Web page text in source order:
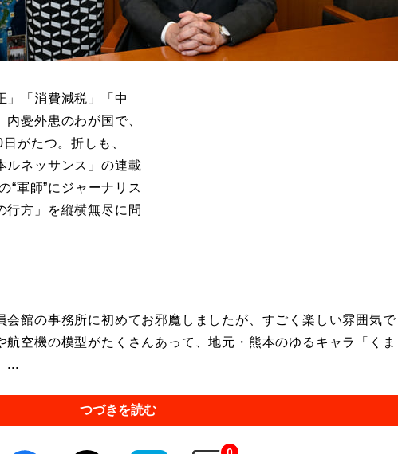
」「消費減税」「中
憂外患のわが国で、
がたつ。折しも、
ルネッサンス」の連載
“軍師”にジャーナリス
行方」を縦横無尽に問
館の事務所に初めてお邪魔しましたが、すごく楽しい雰囲気で
航空機の模型がたくさんあって、地元・熊本のゆるキャラ「くま
...
つづきを読む